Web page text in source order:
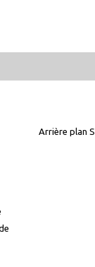
Arrière plan